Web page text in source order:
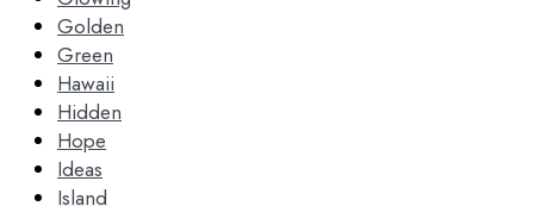
Golden
Green
Hawaii
Hidden
Hope
Ideas
Island